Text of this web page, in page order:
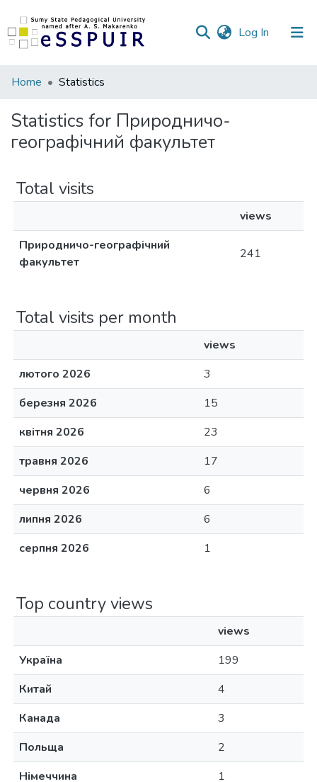
Log In (current)
Communities
Collections
All of DSpace
Home Statistics
Statistics for Природничо-
географічний факультет
Total visits
views
Природничо-географічний
факультет
241
Total visits per month
views
лютого 2026
3
березня 2026
15
квітня 2026
23
травня 2026
17
червня 2026
6
липня 2026
6
серпня 2026
1
Top country views
views
Україна
199
Китай
4
Канада
3
Польща
2
Німеччина
1